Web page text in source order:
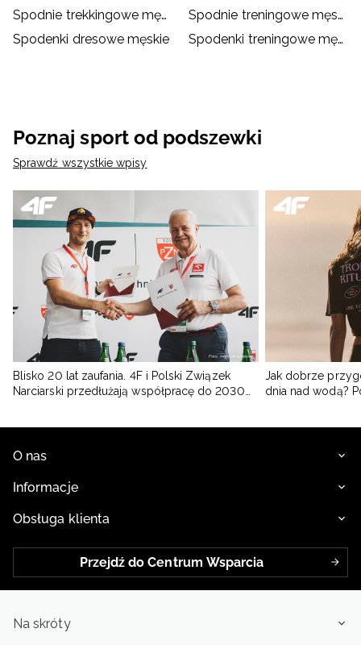
Spodnie trekkingowe męskie
Spodnie treningowe męskie
Spodenki dresowe męskie
Spodenki treningowe męskie
Poznaj sport od podszewki
Sprawdź wszystkie wpisy
Blisko 20 lat zaufania. 4F i Polski Związek
Narciarski przedłużają współpracę do 2030
Jak dobrze
dnia nad wodą?
O nas
Informacje
Obsługa klienta
Przejdź do Centrum Wsparcia
Na skróty